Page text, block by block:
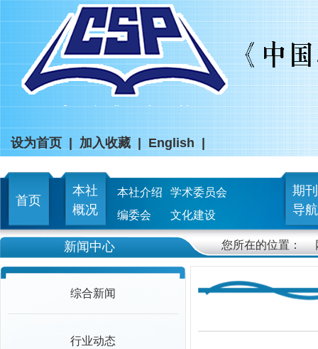
设为首页 加入收藏 English
首页
本社
概况
本社介绍
学术委员会
编委会
文化建设
期刊
导航
新闻中心 您所在的位置：
综合新闻
行业动态